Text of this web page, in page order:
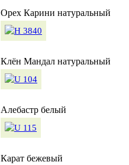
Орех Карини натуральный
Клён Мандал натуральный
Алебастр белый
Карат бежевый